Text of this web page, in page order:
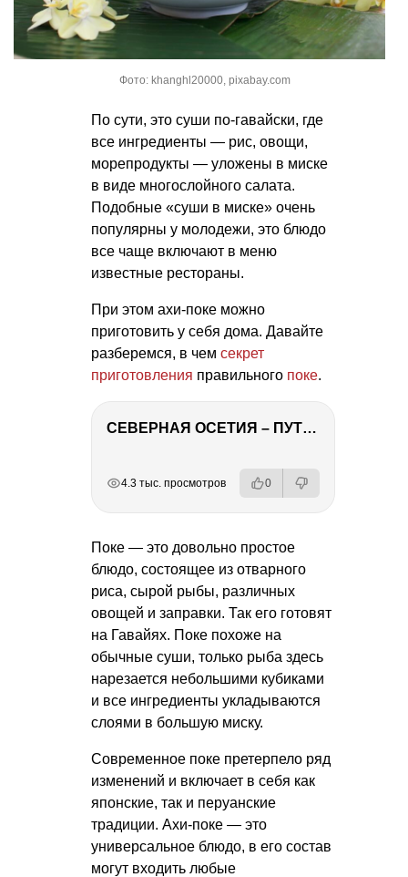
Фото: khanghl20000, pixabay.com
По сути, это суши по-гавайски, где
все ингредиенты — рис, овощи,
морепродукты — уложены в миске
в виде многослойного салата.
Подобные «суши в миске» очень
популярны у молодежи, это блюдо
все чаще включают в меню
известные рестораны.
При этом ахи-поке можно
приготовить у себя дома. Давайте
разберемся, в чем секрет
приготовления правильного поке.
СЕВЕРНАЯ ОСЕТИЯ – ПУТЕШЕСТВИЕ НА КАВКАЗ часть 4
4.3 тыс. просмотров 0
Поке — это довольно простое
блюдо, состоящее из отварного
риса, сырой рыбы, различных
овощей и заправки. Так его готовят
на Гавайях. Поке похоже на
обычные суши, только рыба здесь
нарезается небольшими кубиками
и все ингредиенты укладываются
слоями в большую миску.
Современное поке претерпело ряд
изменений и включает в себя как
японские, так и перуанские
традиции. Ахи-поке — это
универсальное блюдо, в его состав
могут входить любые